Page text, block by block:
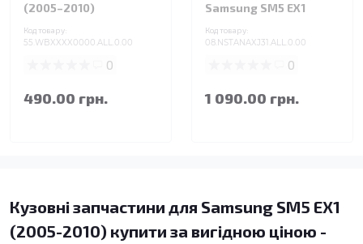
(2005–2010)
Код товару:
55.WBXXXX0000.ALL.0.00
0
490.00 грн.
Samsung SM5 EX1
Код товару:
08.NSTANAXJ31.ALL.0.00
0
1 090.00 грн.
Кузовні запчастини для Samsung SM5 EX1
(2005-2010) купити за вигідною ціною -